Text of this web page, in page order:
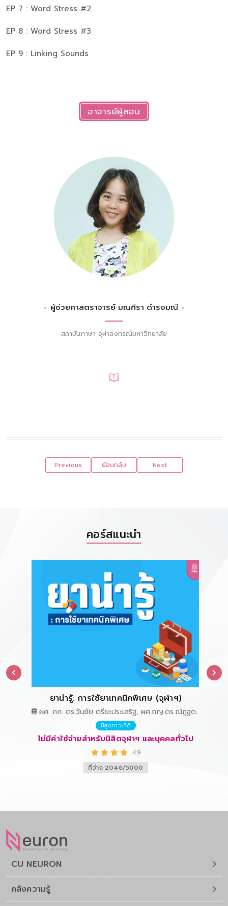
EP 7 : Word Stress #2
EP 8 : Word Stress #3
EP 9 : Linking Sounds
อาจารย์ผู้สอน
ผู้ช่วยศาสตราจารย์ มณฑิรา ดำรงมณี
สถาบันภาษา จุฬาลงกรณ์มหาวิทยาลัย
Previous ย้อนกลับ Next
คอร์สแนะนำ
ยาน่ารู้: การใช้ยาเทคนิคพิเศษ (จุฬาฯ)
ผศ. ภก. ดร.วันชัย ตรียะประเสริฐ, ผศ.ภญ.ดร.ณัฎฐดา
อารีเปี่ยม, อ.ภญ.ดร.ทัดตา ศรีบุญเรือง และ
อ.ภก.บวรภัทร สุริยะปกรณ์
มีสุขภาวะที่ดี
ไม่มีค่าใช้จ่ายสำหรับนิสิตจุฬาฯ และบุคคลทั่วไป
4.9
ที่ว่าง 2046/5000
CU NEURON
คลังความรู้